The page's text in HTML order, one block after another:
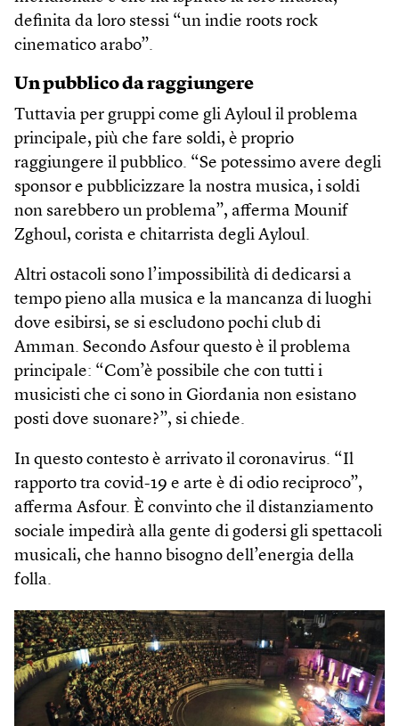
definita da loro stessi “un indie roots rock
cinematico arabo”.
Un pubblico da raggiungere
Tuttavia per gruppi come gli Ayloul il problema
principale, più che fare soldi, è proprio
raggiungere il pubblico. “Se potessimo avere degli
sponsor e pubblicizzare la nostra musica, i soldi
non sarebbero un problema”, afferma Mounif
Zghoul, corista e chitarrista degli Ayloul.
Altri ostacoli sono l’impossibilità di dedicarsi a
tempo pieno alla musica e la mancanza di luoghi
dove esibirsi, se si escludono pochi club di
Amman. Secondo Asfour questo è il problema
principale: “Com’è possibile che con tutti i
musicisti che ci sono in Giordania non esistano
posti dove suonare?”, si chiede.
In questo contesto è arrivato il coronavirus. “Il
rapporto tra covid-19 e arte è di odio reciproco”,
afferma Asfour. È convinto che il distanziamento
sociale impedirà alla gente di godersi gli spettacoli
musicali, che hanno bisogno dell’energia della
folla.